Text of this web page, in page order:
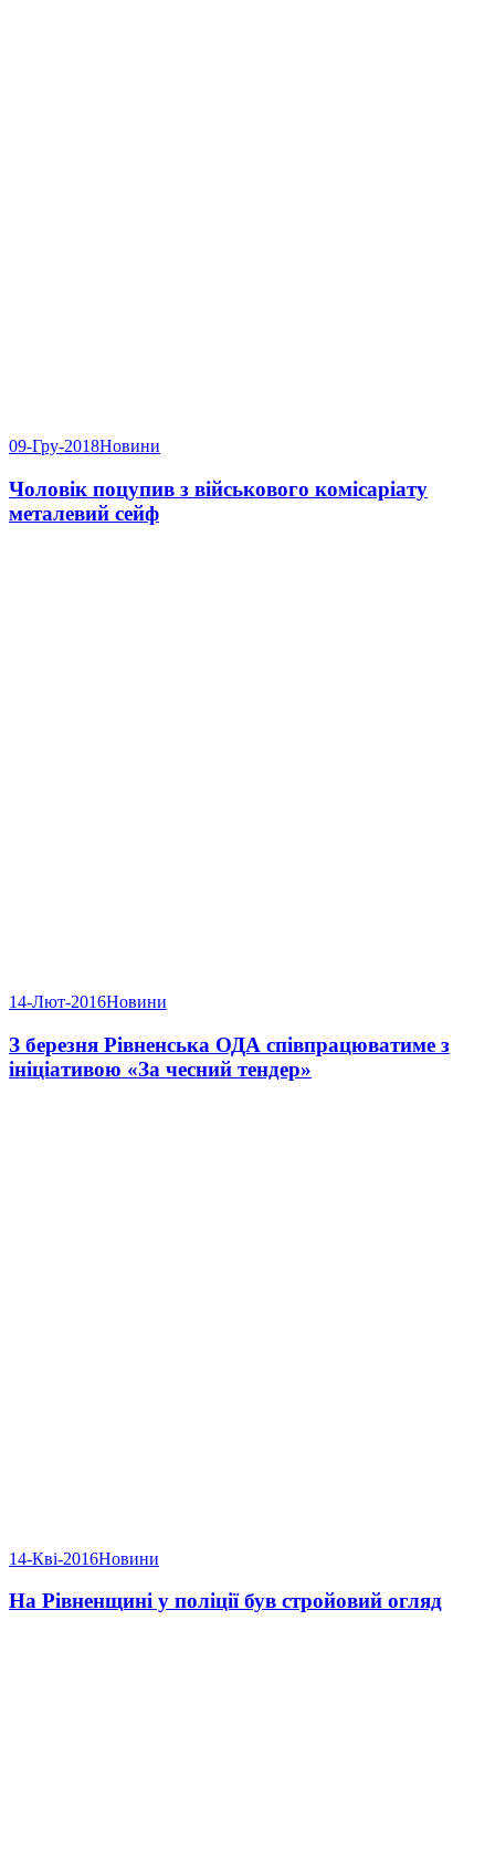
09-Гру-2018Новини
Чоловік поцупив з військового комісаріату
металевий сейф
14-Лют-2016Новини
З березня Рівненська ОДА співпрацюватиме з
ініціативою «За чесний тендер»
14-Кві-2016Новини
На Рівненщині у поліції був стройовий огляд